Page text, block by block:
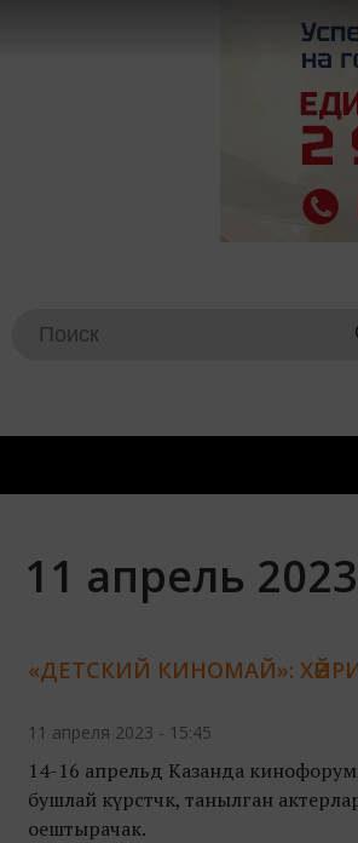
11 апрель
«ДЕТСКИЙ КИНОМАЙ»:
11 апреля 2023 - 15:45
14-16 апрельдә Казанда
бушлай күрсәтәчәк, танылган
оештырачак.